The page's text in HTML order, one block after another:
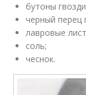
бутоны
черный перец
лавровые
соль;
чеснок.